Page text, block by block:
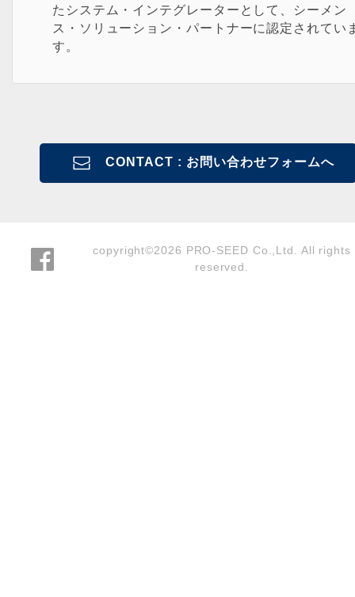
たシステム・インテグレーターとして、シーメン
ス・ソリューション・パートナーに認定されてい
す。
CONTACT : お問い合わせフォームへ
copyright©2026 PRO-SEED Co.,Ltd. All rights
reserved.